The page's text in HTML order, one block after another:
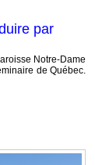
par
Notre-Dame
de Québec.